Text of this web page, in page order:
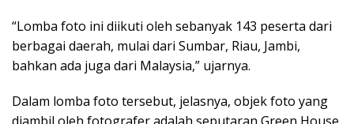
“Lomba foto ini diikuti oleh sebanyak 143 peserta dari
berbagai daerah, mulai dari Sumbar, Riau, Jambi,
bahkan ada juga dari Malaysia,” ujarnya.
Dalam lomba foto tersebut, jelasnya, objek foto yang